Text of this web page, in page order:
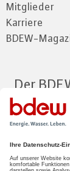
Mitglieder
Karriere
BDEW-
Der